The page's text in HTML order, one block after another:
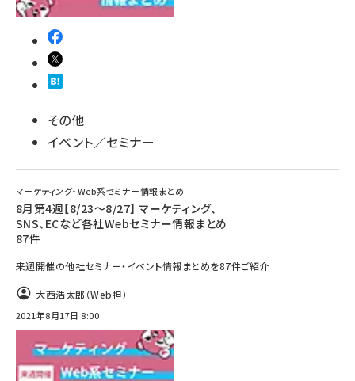
その他
イベント／セミナー
マーケティング・Web系セミナー情報まとめ
8月第4週【8/23～8/27】 マーケティング、
SNS、ECなど各社Webセミナー情報まとめ
87件
来週開催の他社セミナー・イベント情報まとめを87件ご紹介
大西浩太郎（Web担）
2021年8月17日 8:00